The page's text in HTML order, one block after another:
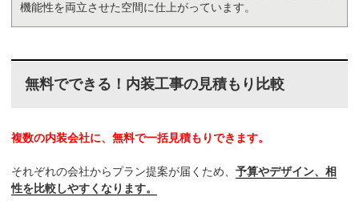
機能性を両立させた空間に仕上がっています。
無料でできる！内装工事の見積もり比較
複数の内装会社に、無料で一括見積もりできます。
それぞれの会社からプラン提案が届くため、予算やデザイン、相
性を比較しやすくなります。